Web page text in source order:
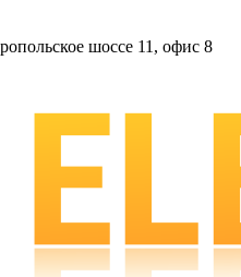
шоссе 11, офис 8